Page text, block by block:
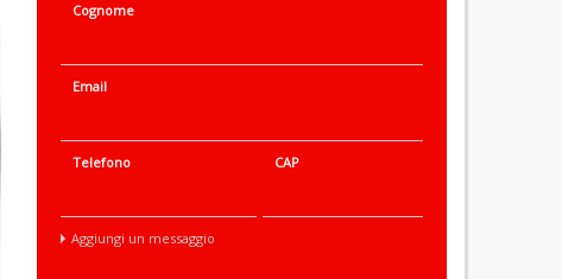
Cognome
Email
Telefono CAP
Aggiungi un messaggio